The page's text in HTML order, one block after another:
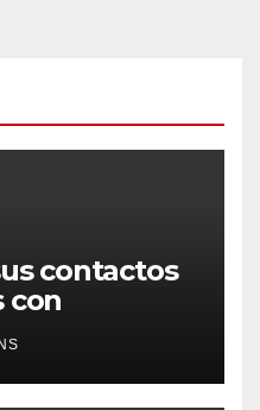
contactos
con
socio
de